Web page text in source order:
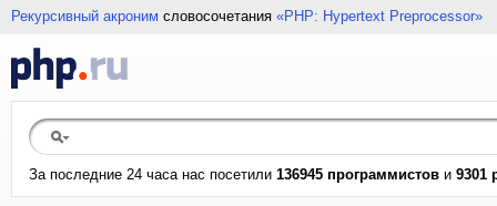
Рекурсивный акроним словосочетания «PHP: Hypertext Preprocessor»
За последние 24 часа нас посетили 136945 программистов и 9301